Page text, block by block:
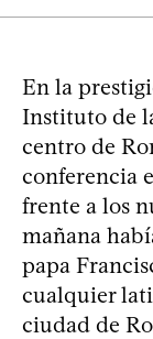
En la
Instituto de
centro de
conferencia
frente a los
mañana
papa
cualquier
ciudad de